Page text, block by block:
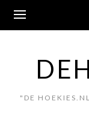
content
"DE